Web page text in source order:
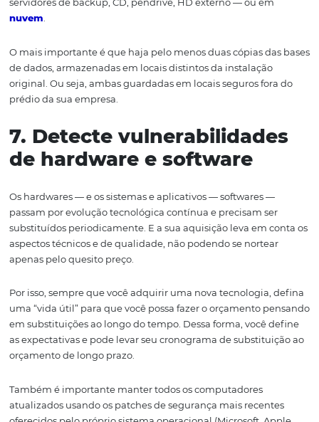
informação ou com os procedimentos internos do hotel,
Portanto, recomendamos utilizar as tecnologias e
mais recentes que têm ferramentas integradas para
impedir atividades maliciosas. Essas tecnologias,
(Intrusion Prevention Systems), identificam atividades
potencialmente maliciosas e as bloqueiam
Tudo
sem intervenção humana.
Além disso, certifique-se de separar as redes sem fio
pelos hóspedes daquelasdeuso interno, como por
e/ou sistemas de computadores de propriedade.
parceria com uma consultoria de TI e / ou empresa de
gerenciamento.
5. Fiqueatento
Essa dica é simples, mas muito útil: escolha suassenhas